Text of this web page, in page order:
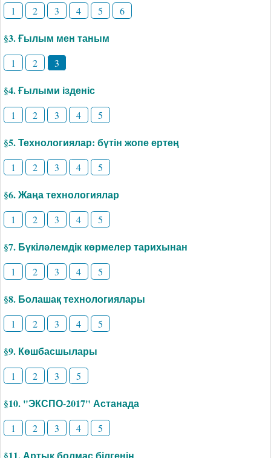
1 2 3 4 5 6
§3. Ғылым мен таным
1 2 3
§4. Ғылыми ізденіс
1 2 3 4 5
§5. Технологиялар: бүтін жопе ертең
1 2 3 4 5
§6. Жаңа технологиялар
1 2 3 4 5
§7. Бүкіләлемдік көрмелер тарихынан
1 2 3 4 5
§8. Болашақ технологиялары
1 2 3 4 5
§9. Көшбасшылары
1 2 3 5
§10. "ЭКСПО-2017" Астанада
1 2 3 4 5